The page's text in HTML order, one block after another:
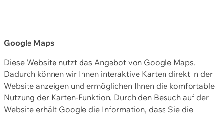
Google Maps
Diese Website nutzt das Angebot von Google Maps.
Dadurch können wir Ihnen interaktive Karten direkt in der
Website anzeigen und ermöglichen Ihnen die komfortable
Nutzung der Karten-Funktion. Durch den Besuch auf der
Website erhält Google die Information, dass Sie die